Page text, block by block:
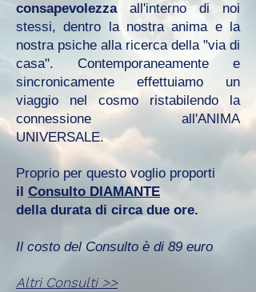
consapevolezzaall'interno di noi
stessi, dentro la nostra anima e la
nostra psiche alla ricerca della "via di
casa". Contemporaneamente e
sincronicamente effettuiamo un
viaggio nel cosmo ristabilendo la
connessione all'ANIMA
UNIVERSALE.
Proprio per questo voglio proporti
il Consulto DIAMANTE
della durata di circa due ore.
Il costo del Consulto è di 89 euro
Altri Consulti >>